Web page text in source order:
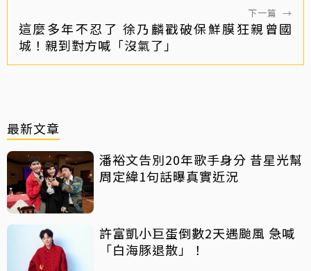
下一篇 →
這麼多年不忍了 徐乃麟戳破保鮮膜狂親曾國
城！親到對方喊「沒氣了」
最新文章
潘裕文告別20年歌手身分 昔星光幫
周定緯1句話曝真實近況
許富凱小巨蛋倒數2天遇颱風 急喊
「白海豚退散」！